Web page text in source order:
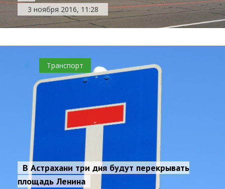
3 ноября 2016, 11:28
0 Транспорт
В Астрахани три дня будут перекрывать
площадь Ленина